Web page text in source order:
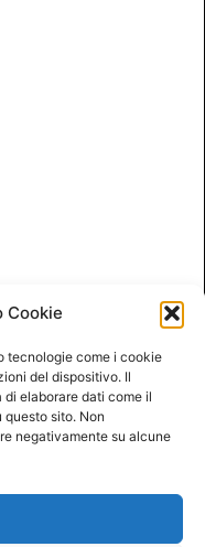
Cookie
tecnologie come i cookie
del dispositivo. Il
elaborare dati come il
sito. Non
negativamente su alcune